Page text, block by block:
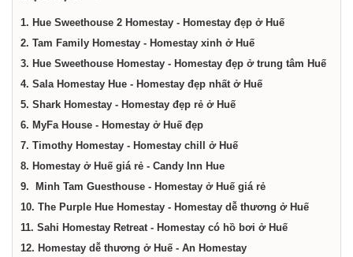
vụ
tại
Huế
1. Hue Sweethouse 2 Homestay - Homestay đẹp ở Huế
2. Tam Family Homestay - Homestay xinh ở Huế
3. Hue Sweethouse Homestay - Homestay đẹp ở trung tâm Huế
4. Sala Homestay Hue - Homestay đẹp nhất ở Huế
5. Shark Homestay - Homestay đẹp rẻ ở Huế
6. MyFa House - Homestay ở Huế đẹp
7. Timothy Homestay - Homestay chill ở Huế
8. Homestay ở Huế giá rẻ - Candy Inn Hue
9. Minh Tam Guesthouse - Homestay ở Huế giá rẻ
10. The Purple Hue Homestay - Homestay dễ thương ở Huế
11. Sahi Homestay Retreat - Homestay có hồ bơi ở Huế
12. Homestay dễ thương ở Huế - An Homestay